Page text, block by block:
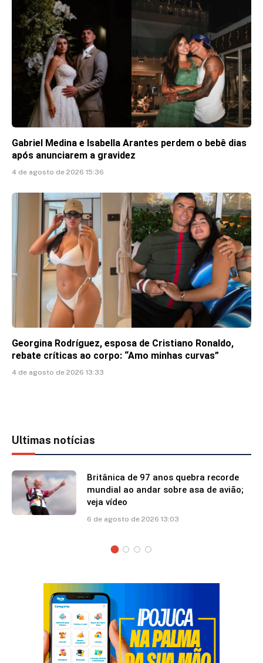
Gabriel Medina e Isabella Arantes perdem o bebê dias
após anunciarem a gravidez
4 de agosto de 2026 15:36
Georgina Rodríguez, esposa de Cristiano Ronaldo,
rebate críticas ao corpo: “Amo minhas curvas”
4 de agosto de 2026 13:33
Ultimas notícias
Britânica de 97 anos quebra recorde
mundial ao andar sobre asa de avião;
veja vídeo
6 de agosto de 2026 13:03